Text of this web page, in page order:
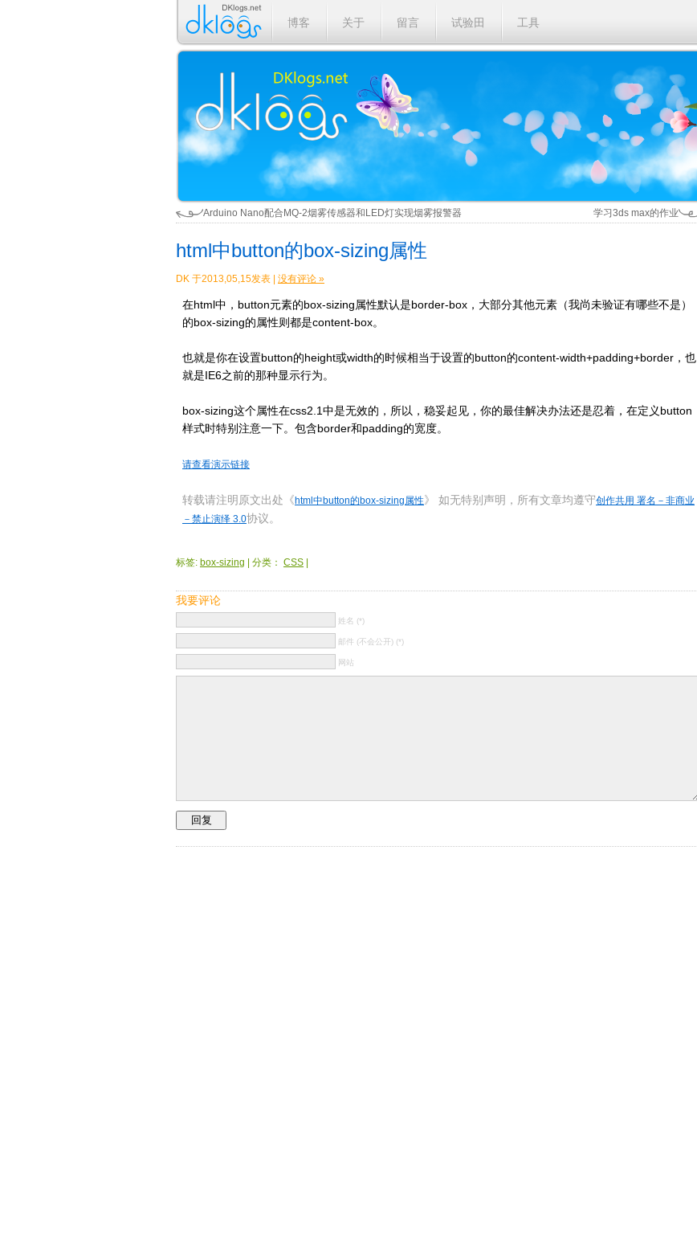
博客 关于 留言 试验田 工具
Arduino Nano配合MQ-2烟雾传感器和LED灯实现烟雾报警器 学习3ds max的作业
html中button的box-sizing属性
DK 于2013,05,15发表 | 没有评论 »
在html中，button元素的box-sizing属性默认是border-box，大部分其他元素（我尚未验证有哪些不是）
的box-sizing的属性则都是content-box。
也就是你在设置button的height或width的时候相当于设置的button的content-width+padding+border，也
就是IE6之前的那种显示行为。
box-sizing这个属性在css2.1中是无效的，所以，稳妥起见，你的最佳解决办法还是忍着，在定义button
样式时特别注意一下。包含border和padding的宽度。
请查看演示链接
转载请注明原文出处《html中button的box-sizing属性》 如无特别声明，所有文章均遵守创作共用 署名－非商业
－禁止演绎 3.0协议。
标签: box-sizing | 分类： CSS
我要评论
姓名 (*)
邮件 (不会公开) (*)
网站